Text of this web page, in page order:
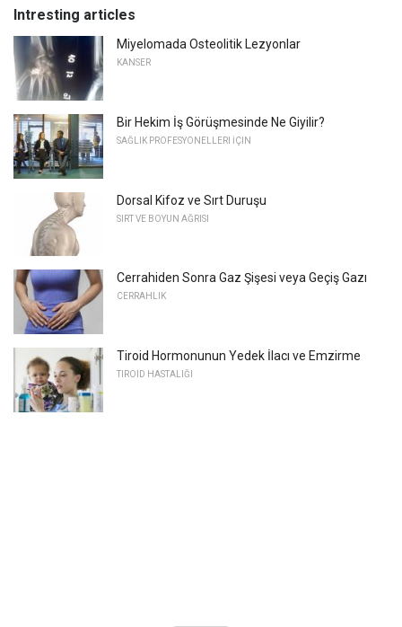
Intresting articles
Miyelomada Osteolitik Lezyonlar
KANSER
Bir Hekim İş Görüşmesinde Ne Giyilir?
SAĞLIK PROFESYONELLERI İÇIN
Dorsal Kifoz ve Sırt Duruşu
SIRT VE BOYUN AĞRISI
Cerrahiden Sonra Gaz Şişesi veya Geçiş Gazı
CERRAHLIK
Tiroid Hormonunun Yedek İlacı ve Emzirme
TIROID HASTALIĞI